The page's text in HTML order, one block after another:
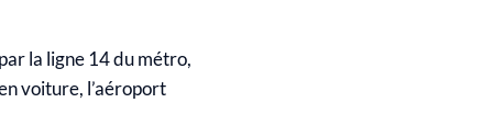
la ligne 14 du métro,
voiture, l’aéroport